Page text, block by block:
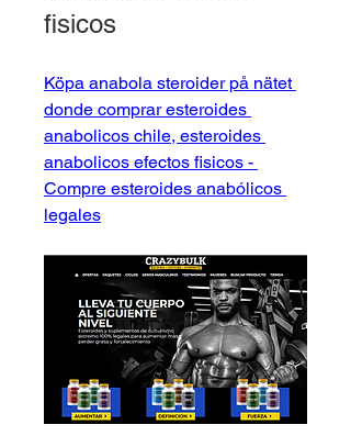
fisicos
Köpa anabola steroider på nätet
donde comprar esteroides
anabolicos chile, esteroides
anabolicos efectos fisicos -
Compre esteroides anabólicos
legales